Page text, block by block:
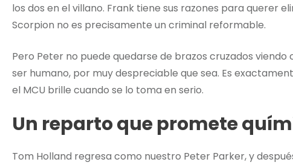
los dos en el villano. Frank tiene sus razones para querer
Scorpion no es precisamente un criminal reformable.
Pero Peter no puede quedarse de brazos cruzados
ser humano, por muy despreciable que sea. Es
el MCU brille cuando se lo toma en serio.
Un reparto que promete
Tom Holland regresa como nuestro Peter Parker, y